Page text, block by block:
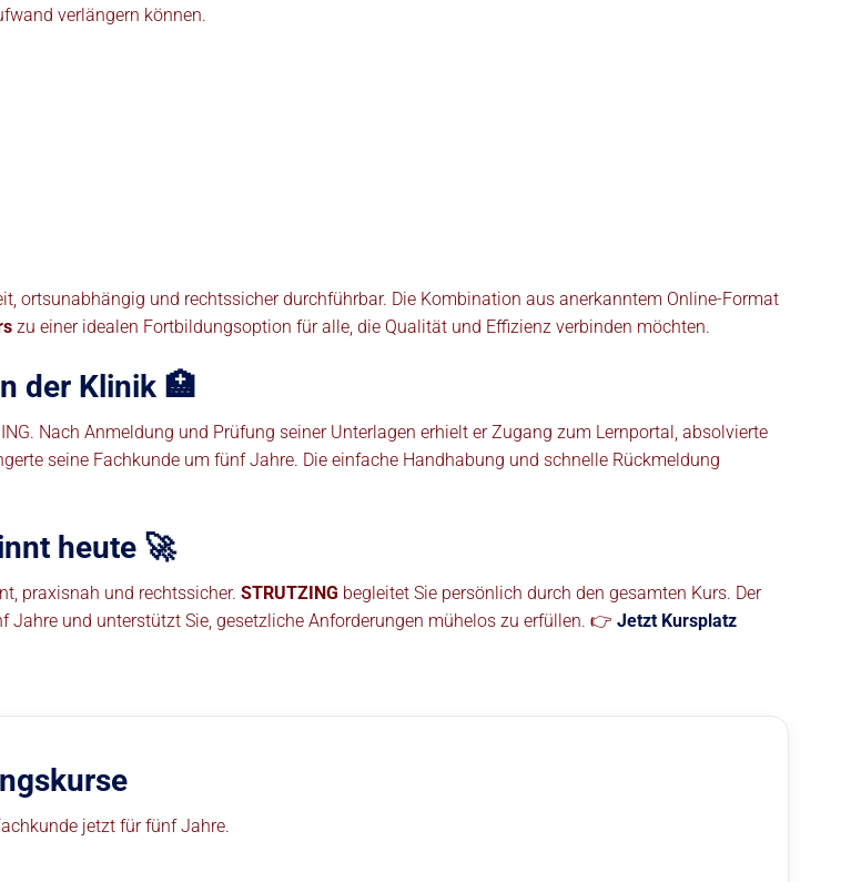
verlängern können.
ortsunabhängig und rechtssicher durchführbar. Die Kombination aus anerkanntem Online-Format
zu einer idealen Fortbildungsoption für alle, die Qualität und Effizienz verbinden möchten.
der Klinik 🏥
Nach Anmeldung und Prüfung seiner Unterlagen erhielt er Zugang zum Lernportal, absolvierte
seine Fachkunde um fünf Jahre. Die einfache Handhabung und schnelle Rückmeldung
heute 🚀
praxisnah und rechtssicher. STRUTZING begleitet Sie persönlich durch den gesamten Kurs. Der
Jahre und unterstützt Sie, gesetzliche Anforderungen mühelos zu erfüllen. 👉 Jetzt Kursplatz
jetzt für fünf Jahre.